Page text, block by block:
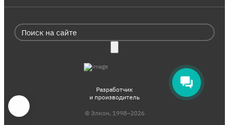
Разработчик
и производитель
© Элкон, 1998–2026